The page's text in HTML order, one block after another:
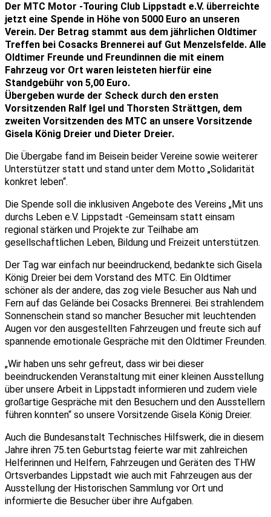
Der MTC Motor -Touring Club Lippstadt e.V. überreichte
jetzt eine Spende in Höhe von 5000 Euro an unseren
Verein. Der Betrag stammt aus dem jährlichen Oldtimer
Treffen bei Cosacks Brennerei auf Gut Menzelsfelde. Alle
Oldtimer Freunde und Freundinnen die mit einem
Fahrzeug vor Ort waren leisteten hierfür eine
Standgebühr von 5,00 Euro.
Übergeben wurde der Scheck durch den ersten
Vorsitzenden Ralf Igel und Thorsten Strättgen, dem
zweiten Vorsitzenden des MTC an unsere Vorsitzende
Gisela König Dreier und Dieter Dreier.
Die Übergabe fand im Beisein beider Vereine sowie weiterer
Unterstützer statt und stand unter dem Motto „Solidarität
konkret leben“.
Die Spende soll die inklusiven Angebote des Vereins „Mit uns
durchs Leben e.V. Lippstadt -Gemeinsam statt einsam
regional stärken und Projekte zur Teilhabe am
gesellschaftlichen Leben, Bildung und Freizeit unterstützen.
Der Tag war einfach nur beeindruckend, bedankte sich Gisela
König Dreier bei dem Vorstand des MTC. Ein Oldtimer
schöner als der andere, das zog viele Besucher aus Nah und
Fern auf das Gelände bei Cosacks Brennerei. Bei strahlendem
Sonnenschein stand so mancher Besucher mit leuchtenden
Augen vor den ausgestellten Fahrzeugen und freute sich auf
spannende emotionale Gespräche mit den Oldtimer Freunden.
„Wir haben uns sehr gefreut, dass wir bei dieser
beeindruckenden Veranstaltung mit einer kleinen Ausstellung
über unsere Arbeit in Lippstadt informieren und zudem viele
großartige Gespräche mit den Besuchern und den Ausstellern
führen konnten“ so unsere Vorsitzende Gisela König Dreier.
Auch die Bundesanstalt Technisches Hilfswerk, die in diesem
Jahre ihren 75.ten Geburtstag feierte war mit zahlreichen
Helferinnen und Helfern, Fahrzeugen und Geräten des THW
Ortsverbandes Lippstadt wie auch mit Fahrzeugen aus der
Ausstellung der Historischen Sammlung vor Ort und
informierte die Besucher über ihre Aufgaben.